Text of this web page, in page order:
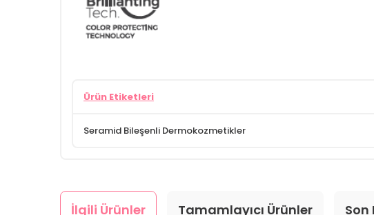
Ürün Etiketleri
Seramid Bileşenli Dermokozmetikler
İlgili Ürünler Tamamlayıcı Ürünler Son